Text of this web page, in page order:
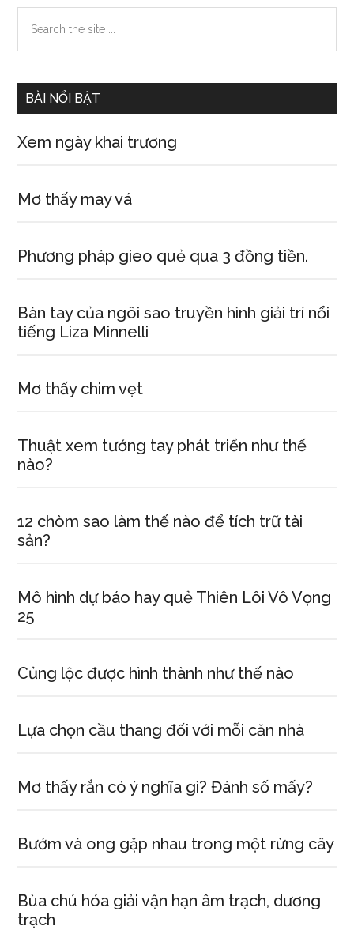
sát
tinh)
trụ,
Primary
Sidebar
the
BÀI NỔI BẬT
Xem ngày khai trương
Mơ thấy may vá
Phương pháp gieo quẻ qua 3 đồng tiền.
Bàn tay của ngôi sao truyền hình giải trí nổi
tiếng Liza Minnelli
Mơ thấy chim vẹt
Thuật xem tướng tay phát triển như thế
nào?
12 chòm sao làm thế nào để tích trữ tài
sản?
Mô hình dự báo hay quẻ Thiên Lôi Vô Vọng
25
Củng lộc được hình thành như thế nào
Lựa chọn cầu thang đối với mỗi căn nhà
Mơ thấy rắn có ý nghĩa gì? Đánh số mấy?
Bướm và ong gặp nhau trong một rừng cây
Bùa chú hóa giải vận hạn âm trạch, dương
trạch